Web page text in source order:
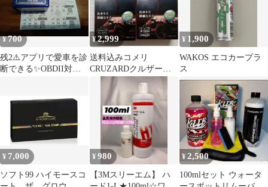
¥700
残2⚠️アプリで愛車を診
断できる✨️OBDII対応
¥2,999
送料込みコメリ
CRUZARDクルザード
埋めて消す傷消しポリ
マー 2個セットお①
¥ 1,900
WAKOS エコカープラ
ス
¥ 7,000
ソフト99 ハイモースコ
¥980
【3Mスリーエム】 ハ
¥2,500
100mlセット ウォータ